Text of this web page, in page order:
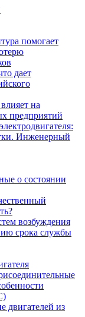
помогает
дает
на
предприятий
Инженерный
о состоянии
возбуждения
срока службы
двигателей из